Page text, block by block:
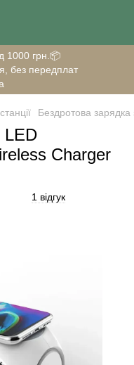
1000 грн.📦
без передплат
Бездротова
LED
Charger
1 відгук